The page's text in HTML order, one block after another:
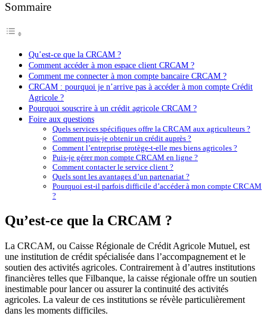
Sommaire
Qu’est-ce que la CRCAM ?
Comment accéder à mon espace client CRCAM ?
Comment me connecter à mon compte bancaire CRCAM ?
CRCAM : pourquoi je n’arrive pas à accéder à mon compte Crédit
Agricole ?
Pourquoi souscrire à un crédit agricole CRCAM ?
Foire aux questions
Quels services spécifiques offre la CRCAM aux agriculteurs ?
Comment puis-je obtenir un crédit auprès ?
Comment l’entreprise protège-t-elle mes biens agricoles ?
Puis-je gérer mon compte CRCAM en ligne ?
Comment contacter le service client ?
Quels sont les avantages d’un partenariat ?
Pourquoi est-il parfois difficile d’accéder à mon compte CRCAM
?
Qu’est-ce que la CRCAM ?
La CRCAM, ou Caisse Régionale de Crédit Agricole Mutuel, est
une institution de crédit spécialisée dans l’accompagnement et le
soutien des activités agricoles. Contrairement à d’autres institutions
financières telles que Filbanque, la caisse régionale offre un soutien
inestimable pour lancer ou assurer la continuité des activités
agricoles. La valeur de ces institutions se révèle particulièrement
dans les moments difficiles.